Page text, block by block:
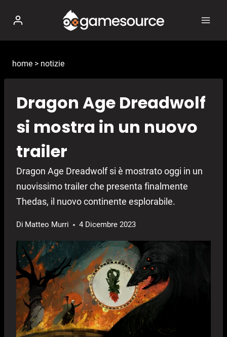
contenuto
home > notizie
Dragon Age Dreadwolf
si mostra in un nuovo
trailer
Dragon Age Dreadwolf si è mostrato oggi in un
nuovissimo trailer che presenta finalmente
Thedas, il nuovo continente esplorabile.
Di Matteo Murri 4 Dicembre 2023